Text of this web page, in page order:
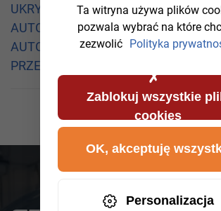
UKRYTE CZUJNIKI NA NIEMIECKICH
AUTOSTRADACH: JAK NIEMCY
AUTOMATYCZNIE WYKRYWAĆ
PRZEŁADOWANE CIĘŻARÓWKI OD
Ta witryna używa plików
pozwala wybrać na które
zezwolić Polityka
Zablokuj wszystkie
cookies
Personalizacja
OK, akceptuję